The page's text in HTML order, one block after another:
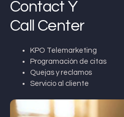
Contact Y
Call Center
KPO Telemarketing
Programación de citas
Quejas y reclamos
Servicio al cliente